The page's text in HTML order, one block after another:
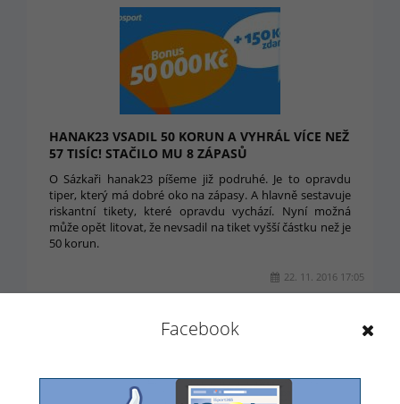
HANAK23 VSADIL 50 KORUN A VYHRÁL VÍCE NEŽ
57 TISÍC! STAČILO MU 8 ZÁPASŮ
O Sázkaři hanak23 píšeme již podruhé. Je to opravdu
tiper, který má dobré oko na zápasy. A hlavně sestavuje
riskantní tikety, které opravdu vychází. Nyní možná
může opět litovat, že nevsadil na tiket vyšší částku než je
50 korun.
22. 11. 2016 17:05
Facebook